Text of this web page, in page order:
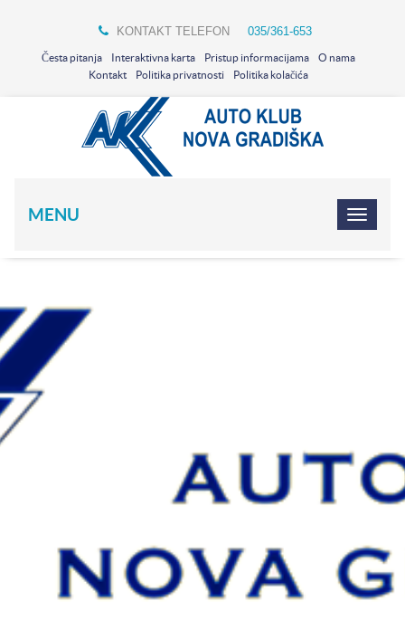
KONTAKT TELEFON 035/361-653
Česta pitanja Interaktivna karta Pristup informacijama
O nama
Kontakt
Politika privatnosti Politika kolačića
MENU